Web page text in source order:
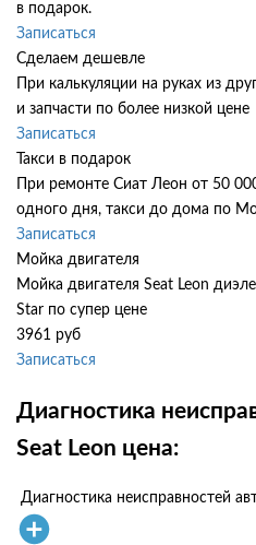
в подарок.
Записаться
Сделаем дешевле
При калькуляции на руках из
и запчасти по более низкой цене
Записаться
Такси в подарок
При ремонте Сиат Леон от 50
одного дня, такси до дома по
Записаться
Мойка двигателя
Мойка двигателя Seat Leon
Star по супер цене
3961 руб
Записаться
Диагностика
Seat Leon цена:
Диагностика неисправностей